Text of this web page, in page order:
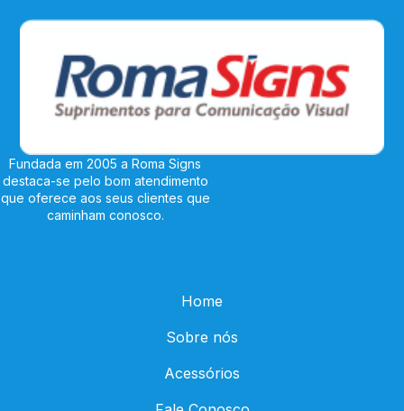
Fundada em 2005 a Roma Signs
destaca-se pelo bom atendimento
que oferece aos seus clientes que
caminham conosco.
Home
Sobre nós
Acessórios